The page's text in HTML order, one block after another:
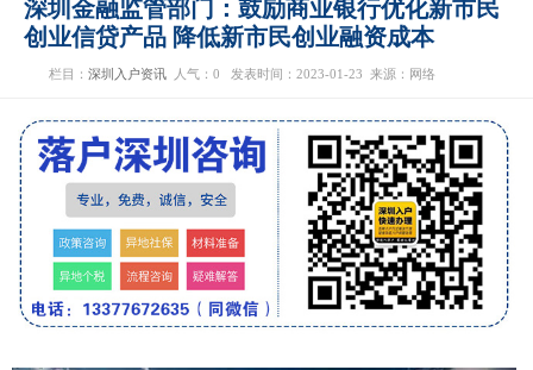
深圳金融监管部门：鼓励商业银行优化新市民
创业信贷产品 降低新市民创业融资成本
栏目： 深圳入户资讯 人气： 0 发表时间：2023-01-23 来源：网络